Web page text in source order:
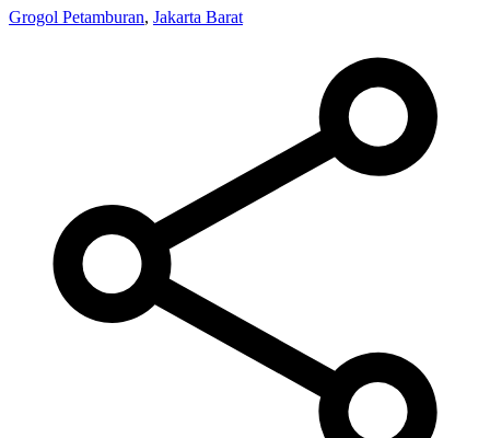
Grogol Petamburan, Jakarta Barat